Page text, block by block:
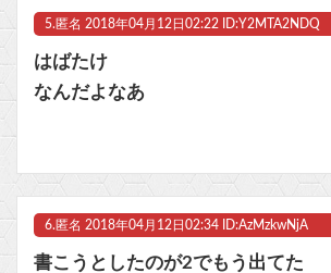
5. 匿名 2018年04月12日02:22 ID:Y2MTA2NDQ
はばたけ
なんだよなあ
6. 匿名 2018年04月12日02:34 ID:AzMzkwNjA
書こうとしたのが2でもう出てた